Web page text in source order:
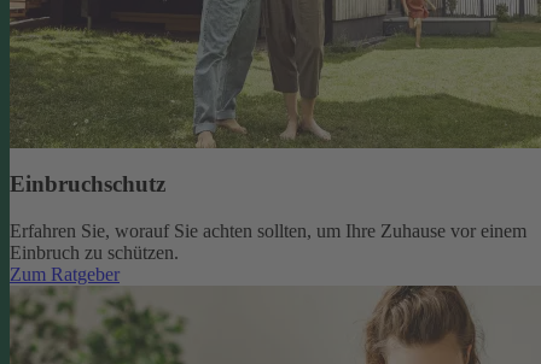
Einbruchschutz
Erfahren Sie, worauf Sie achten sollten, um Ihre Zuhause vor einem
Einbruch zu schützen.
Zum Ratgeber